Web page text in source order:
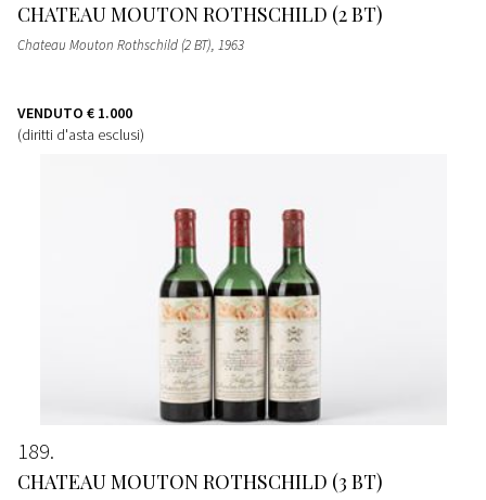
CHATEAU MOUTON ROTHSCHILD (2 BT)
Chateau Mouton Rothschild (2 BT), 1963
VENDUTO € 1.000
(diritti d'asta esclusi)
189
CHATEAU MOUTON ROTHSCHILD (3 BT)